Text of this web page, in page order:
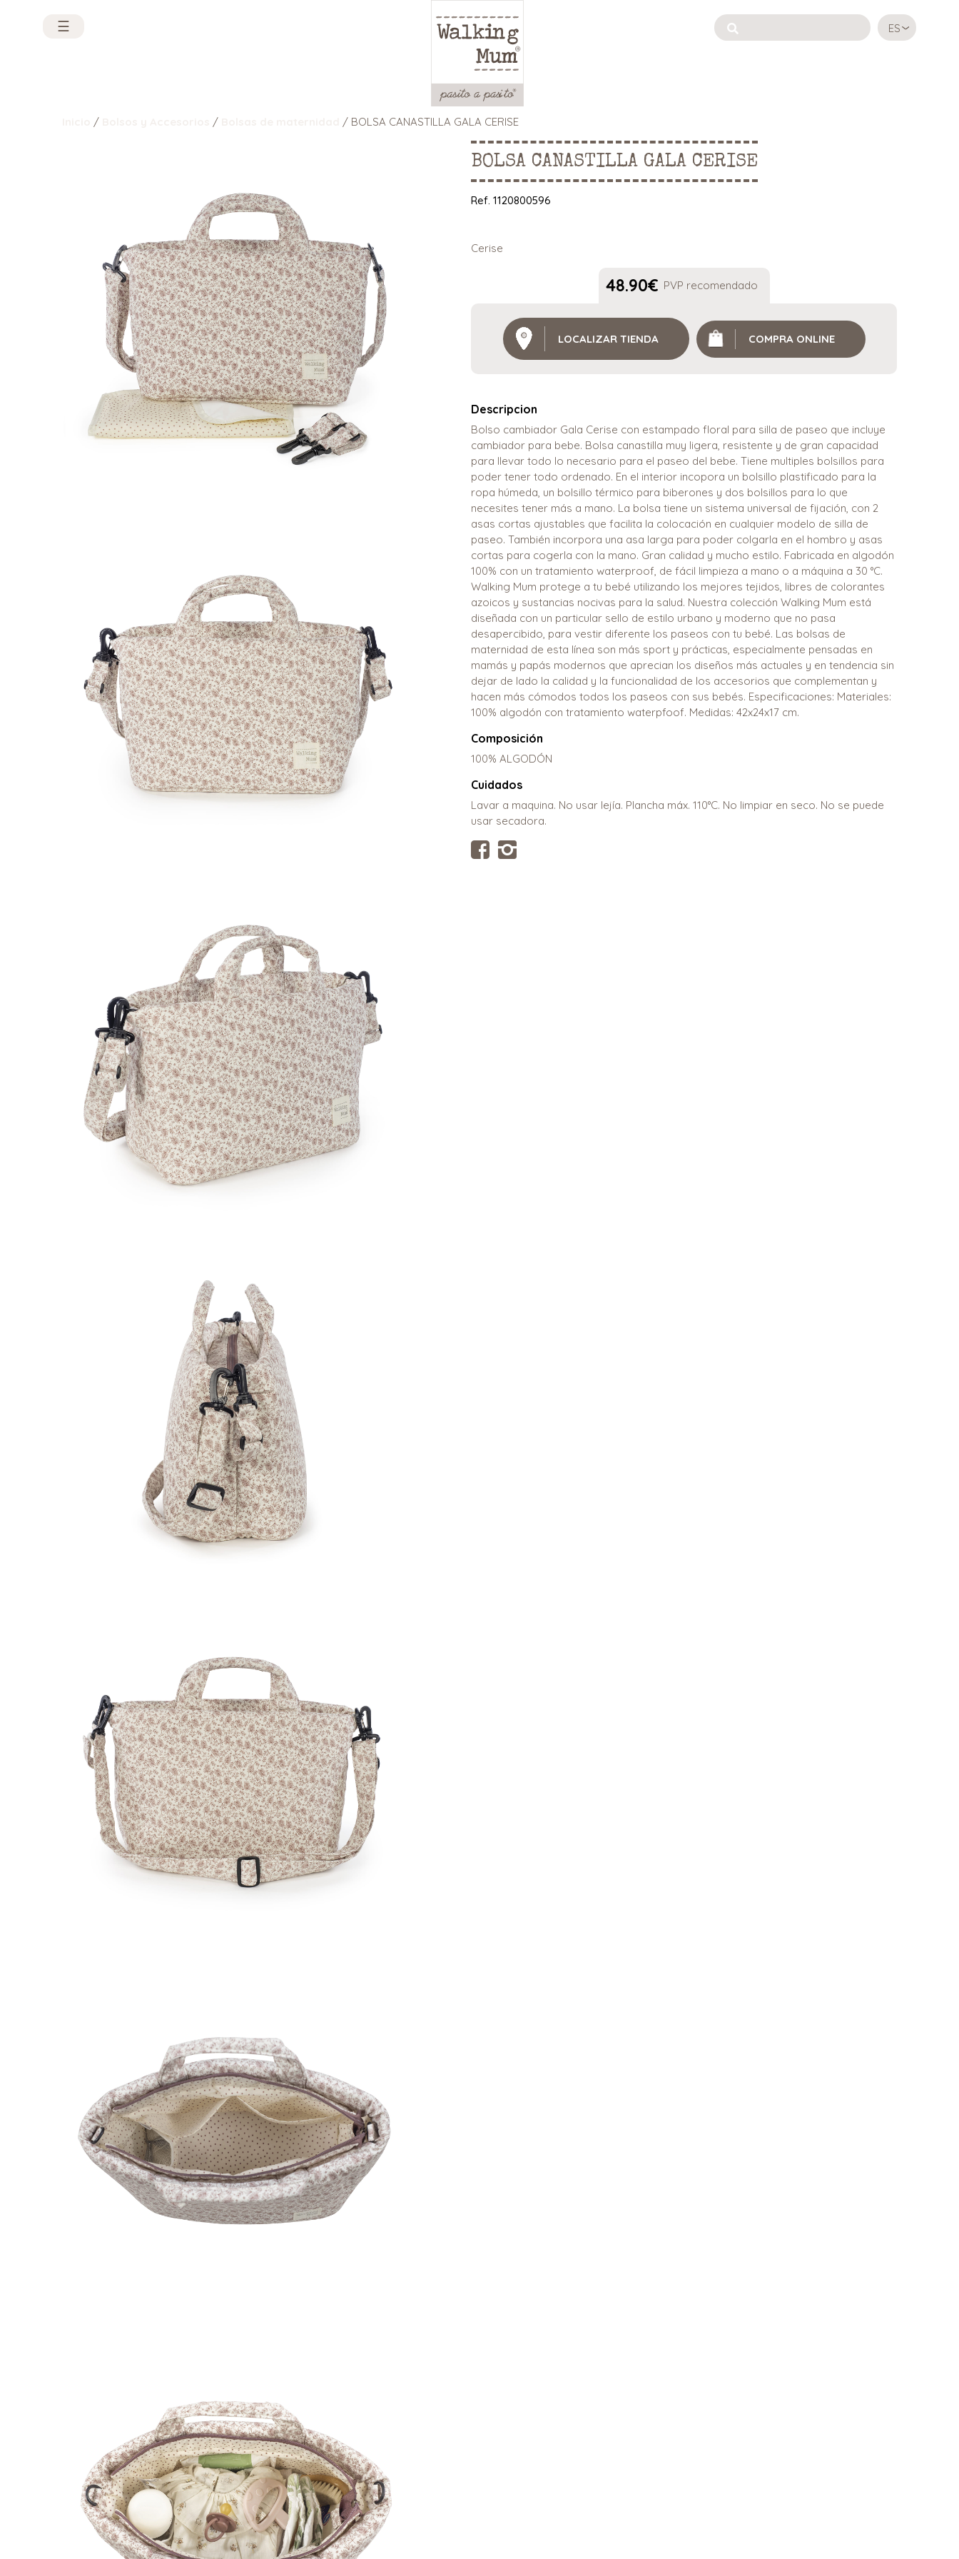
☰ ES
/ / / BOLSA CANASTILLA GALA CERISE
BOLSA CANASTILLA GALA CERISE
Ref.1120800596
Cerise
48.90€ PVP recomendado
LOCALIZAR TIENDA COMPRA ONLINE
Descripcion
Bolso cambiador Gala Cerise con estampado floral para silla de paseo que incluye
cambiador para bebe. Bolsa canastilla muy ligera, resistente y de gran capacidad
para llevar todo lo necesario para el paseo del bebe. Tiene multiples bolsillos para
poder tener todo ordenado. En el interior incopora un bolsillo plastificado para la
ropa húmeda, un bolsillo térmico para biberones y dos bolsillos para lo que
necesites tener más a mano. La bolsa tiene un sistema universal de fijación, con 2
asas cortas ajustables que facilita la colocación en cualquier modelo de silla de
paseo. También incorpora una asa larga para poder colgarla en el hombro y asas
cortas para cogerla con la mano. Gran calidad y mucho estilo. Fabricada en algodón
100% con un tratamiento waterproof, de fácil limpieza a mano o a máquina a 30 °C.
Walking Mum protege a tu bebé utilizando los mejores tejidos, libres de colorantes
azoicos y sustancias nocivas para la salud. Nuestra colección Walking Mum está
diseñada con un particular sello de estilo urbano y moderno que no pasa
desapercibido, para vestir diferente los paseos con tu bebé. Las bolsas de
maternidad de esta línea son más sport y prácticas, especialmente pensadas en
mamás y papás modernos que aprecian los diseños más actuales y en tendencia sin
dejar de lado la calidad y la funcionalidad de los accesorios que complementan y
hacen más cómodos todos los paseos con sus bebés. Especificaciones: Materiales:
100% algodón con tratamiento waterpfoof. Medidas: 42x24x17 cm.
Composición
100% ALGODÓN
Cuidados
Lavar a maquina. No usar lejía. Plancha máx. 110°C. No limpiar en seco. No se puede
usar secadora.